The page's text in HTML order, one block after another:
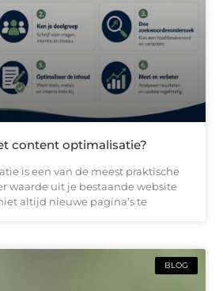
content optimalisatie?
is een van de meest praktische
waarde uit je bestaande website
altijd nieuwe pagina’s te
BLOG